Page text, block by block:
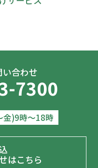
い合わせ
7300
金)9時～18時
はこちら